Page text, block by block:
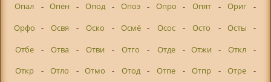
Опал
- Опён - Опод - Опоэ - Опро - Опят - Ориг
-
Орфо
- Освя - Оско - Осмё - Осос - Осто - Осты
-
Отбе
- Отва - Отви - Отго - Отде - Отжи - Откл
-
Откр
- Отло - Отмо - Отод - Отпе - Отпр - Отре
-